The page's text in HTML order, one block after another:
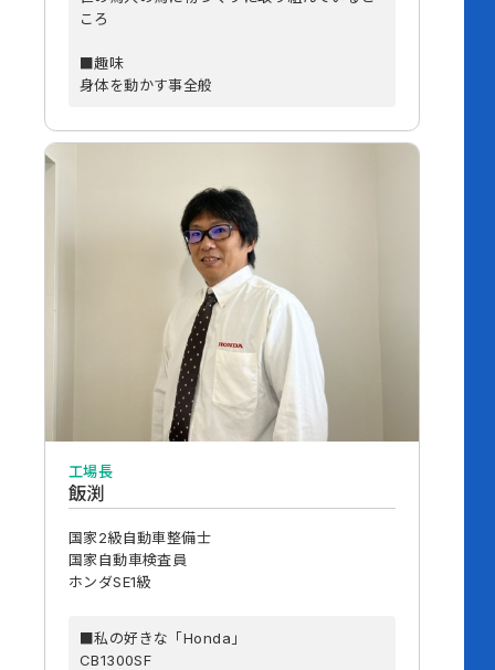
ころ
■趣味
身体を動かす事全般
工場長
飯渕
国家2級自動車整備士
国家自動車検査員
ホンダSE1級
■私の好きな「Honda」
CB1300SF